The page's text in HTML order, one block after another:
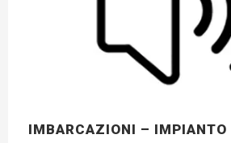
IMBARCAZIONI – IMPIANTO